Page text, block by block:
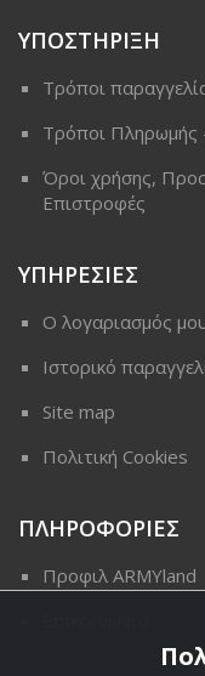
ΥΠΟΣΤΗΡΙΞΗ
Τρόποι
Τρόποι
Όροι χρήσης,
Επιστροφές
ΥΠΗΡΕΣΙΕΣ
Ο λογαριασμός
Ιστορικό
Site map
Πολιτική Cookies
ΠΛΗΡΟΦΟΡΙΕΣ
Προφιλ ARMYland